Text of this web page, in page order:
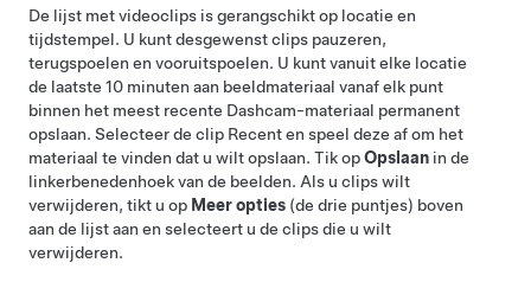
De lijst met videoclips is gerangschikt op locatie en
tijdstempel. U kunt desgewenst clips pauzeren,
terugspoelen en vooruitspoelen. U kunt vanuit elke locatie
de laatste 10 minuten aan beeldmateriaal vanaf elk punt
binnen het meest recente Dashcam-materiaal permanent
opslaan. Selecteer de clip Recent en speel deze af om het
materiaal te vinden dat u wilt opslaan. Tik opOpslaan in de
linkerbenedenhoek van de beelden. Als u clips wilt
verwijderen, tikt u op Meer opties (de drie puntjes) boven
aan de lijst aan en selecteert u de clips die u wilt
verwijderen.